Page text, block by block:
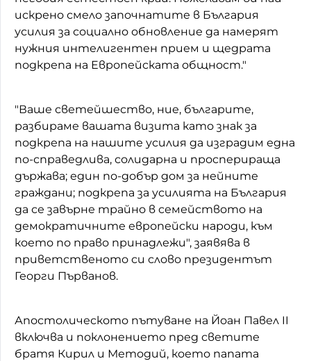
искрено смело започнатите в България
усилия за социално обновление да намерят
нужния интелигентен прием и щедрата
подкрепа на Европейската общност."
"Ваше светейшество, ние, българите,
разбираме вашата визита като знак за
подкрепа на нашите усилия да изградим една
по-справедлива, солидарна и просперираща
държава; един по-добър дом за нейните
граждани; подкрепа за усилията на България
да се завърне трайно в семейството на
демократичните европейски народи, към
което по право принадлежи", заявява в
приветственото си слово президентът
Георги Първанов.
Апостолическото пътуване на Йоан Павел II
включва и поклонението пред светите
братя Кирил и Методий, което папата